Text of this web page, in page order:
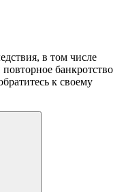
в том числе
банкротство
к своему